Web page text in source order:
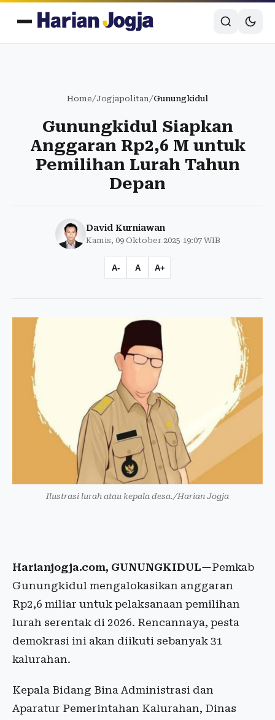
Home/Jogjapolitan/Gunungkidul
Gunungkidul Siapkan
Anggaran Rp2,6 M untuk
Pemilihan Lurah Tahun
Depan
David Kurniawan
Kamis, 09 Oktober 2025 19:07 WIB
A- A A+
Ilustrasi lurah atau kepala desa./Harian Jogja
Harianjogja.com, GUNUNGKIDUL—Pemkab
Gunungkidul mengalokasikan anggaran
Rp2,6 miliar untuk pelaksanaan pemilihan
lurah serentak di 2026. Rencannaya, pesta
demokrasi ini akan diikuti sebanyak 31
kalurahan.
Kepala Bidang Bina Administrasi dan
Aparatur Pemerintahan Kalurahan, Dinas